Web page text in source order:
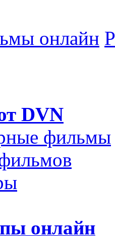
онлайн
DVN
фильмы
онлайн